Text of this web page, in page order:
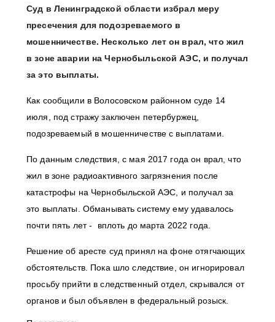
Суд в Ленинградской области избрал меру
пресечения для подозреваемого в
мошенничестве. Несколько лет он врал, что жил
в зоне аварии на Чернобыльской АЭС, и получал
за это выплаты.
Как сообщили в Волосовском районном суде 14
июля, под стражу заключен петербуржец,
подозреваемый в мошенничестве с выплатами.
По данным следствия, с мая 2017 года он врал, что
жил в зоне радиоактивного загрязнения после
катастрофы на Чернобыльской АЭС, и получал за
это выплаты. Обманывать систему ему удавалось
почти пять лет - вплоть до марта 2022 года.
Решение об аресте суд принял на фоне отягчающих
обстоятельств. Пока шло следствие, он игнорировал
просьбу прийти в следственный отдел, скрывался от
органов и был объявлен в федеральный розыск.